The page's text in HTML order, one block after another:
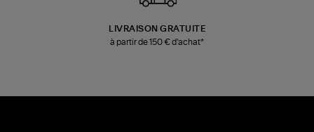
LIVRAISON GRATUITE
à partir de 150 € d'achat*